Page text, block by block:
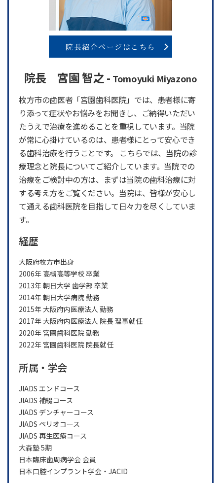
院長紹介ページはこちら
院長 宮園 智之 - Tomoyuki Miyazono
枚方市の歯医者「宮園歯科医院」では、患者様に寄
り添って症状やお悩みをお聞きし、ご納得いただい
たうえで治療を進めることを重視しています。当院
が常に心掛けているのは、患者様にとって安心でき
る歯科治療を行うことです。 こちらでは、当院の診
療理念と院長についてご紹介しています。当院での
治療をご検討中の方は、まずは当院の歯科治療に対
する考え方をご覧ください。当院は、皆様が安心し
て通える歯科医院を目指して日々力を尽くしていま
す。
経歴
大阪府枚方市出身
2006年 高槻高等学校 卒業
2013年 朝日大学 歯学部 卒業
2014年 朝日大学病院 勤務
2015年 大阪府内医療法人 勤務
2017年 大阪府内医療法人 院長 理事就任
2020年 宮園歯科医院 勤務
2022年 宮園歯科医院 院長就任
所属・学会
JIADS エンドコース
JIADS 補綴コース
JIADS デンチャーコース
JIADS ペリオコース
JIADS 再生医療コース
大森塾 5期
日本臨床歯周病学会 会員
日本口腔インプラント学会・JACID